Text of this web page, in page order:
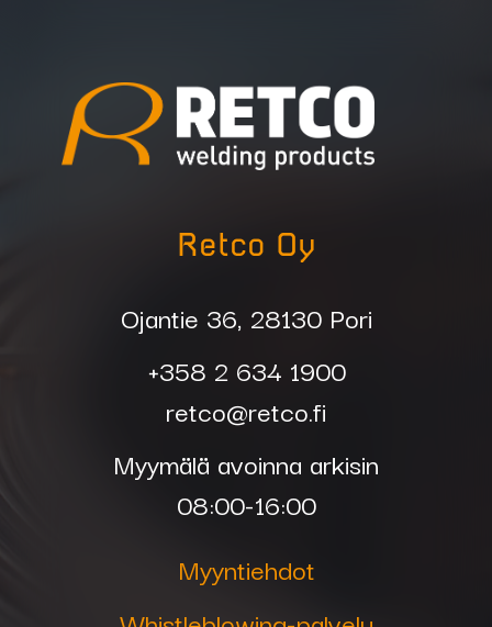
Retco Oy
Ojantie 36, 28130 Pori
+358 2 634 1900
retco@retco.fi
Myymälä avoinna arkisin
08:00-16:00
Myyntiehdot